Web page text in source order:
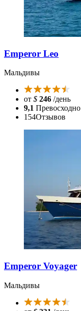
Emperor Leo
Мальдивы
от $ 246 /день
9,1 Превосходно
154Отзывов
Emperor Voyager
Мальдивы